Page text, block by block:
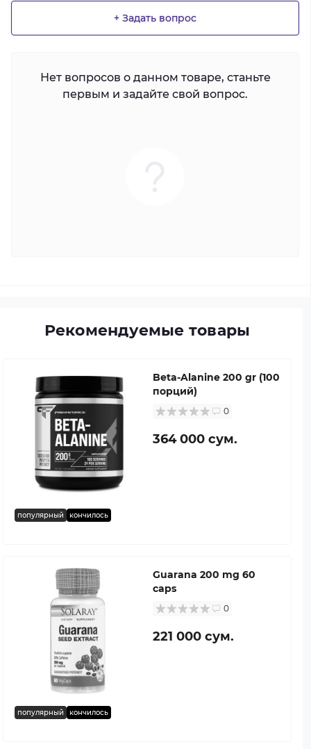
+ Задать вопрос
Нет вопросов о данном товаре, станьте
первым и задайте свой вопрос.
Рекомендуемые товары
популярный кончилось
Beta-Alanine 200 gr (100
порций)
0
364 000 сум.
популярный кончилось
Guarana 200 mg 60
caps
0
221 000 сум.